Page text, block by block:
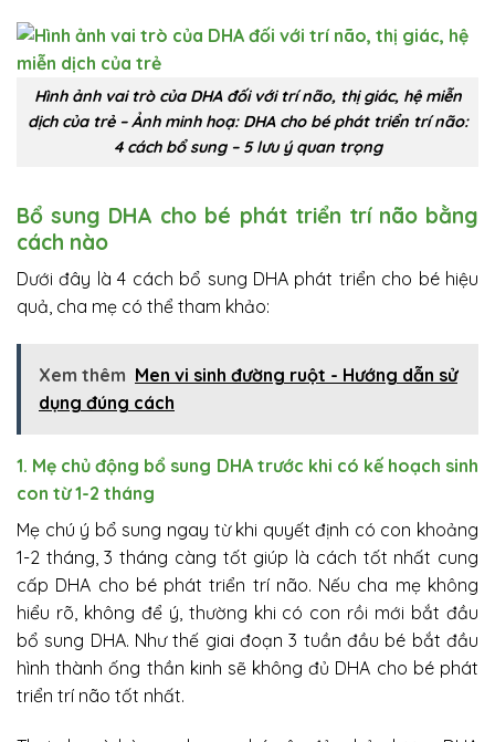
Hình ảnh vai trò của DHA đối với trí não, thị giác, hệ miễn
dịch của trẻ – Ảnh minh hoạ: DHA cho bé phát triển trí não:
4 cách bổ sung – 5 lưu ý quan trọng
Bổ sung DHA cho bé phát triển trí não bằng
cách nào
Dưới đây là 4 cách bổ sung DHA phát triển cho bé hiệu
quả, cha mẹ có thể tham khảo:
Xem thêm Men vi sinh đường ruột - Hướng dẫn sử
dụng đúng cách
1. Mẹ chủ động bổ sung DHA trước khi có kế hoạch sinh
con từ 1-2 tháng
Mẹ chú ý bổ sung ngay từ khi quyết định có con khoảng
1-2 tháng, 3 tháng càng tốt giúp là cách tốt nhất cung
cấp DHA cho bé phát triển trí não. Nếu cha mẹ không
hiểu rõ, không để ý, thường khi có con rồi mới bắt đầu
bổ sung DHA. Như thế giai đoạn 3 tuần đầu bé bắt đầu
hình thành ống thần kinh sẽ không đủ DHA cho bé phát
triển trí não tốt nhất.